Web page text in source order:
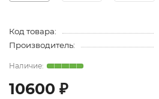
Код товара:
Производитель:
10600 ₽